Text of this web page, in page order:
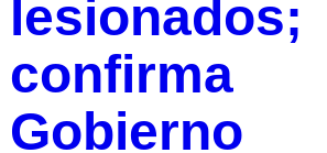
lesionados;
confirma
Gobierno